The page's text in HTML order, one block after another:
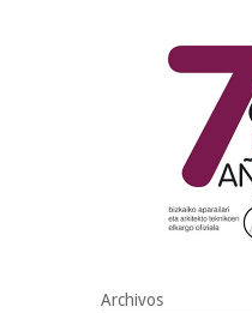
Archivos